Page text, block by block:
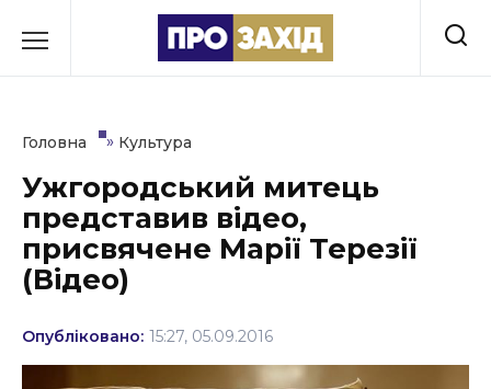
до
Культура
Освіта
Політика
Головна » Культура
Ужгородський митець
представив відео,
присвячене Марії Терезії
(Відео)
Опубліковано: 15:27, 05.09.2016